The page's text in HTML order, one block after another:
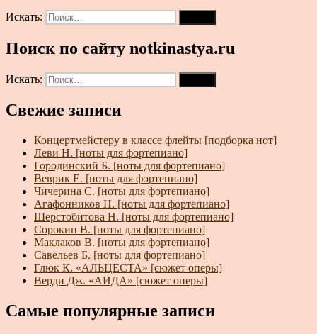
Искать:
Поиск по сайту notkinastya.ru
Искать:
Свежие записи
Концертмейстеру в классе флейты [подборка нот]
Леви Н. [ноты для фортепиано]
Городинский Б. [ноты для фортепиано]
Веврик Е. [ноты для фортепиано]
Чичерина С. [ноты для фортепиано]
Агафонников Н. [ноты для фортепиано]
Шерстобитова Н. [ноты для фортепиано]
Сорокин В. [ноты для фортепиано]
Маклаков В. [ноты для фортепиано]
Савельев Б. [ноты для фортепиано]
Глюк К. «АЛЬЦЕСТА» [сюжет оперы]
Верди Дж. «АИДА» [сюжет оперы]
Самые популярные записи